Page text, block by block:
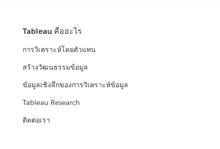
Tableau คืออะไร
การวิเคราะห์โดยตัวแทน
สร้างวัฒนธรรมข้อมูล
ข้อมูลเชิงลึกของการวิเคราะห์ข้อมูล
Tableau Research
ติดต่อเรา